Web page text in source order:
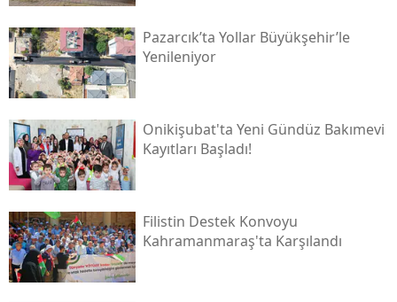
Pazarcık’ta Yollar Büyükşehir’le
Yenileniyor
Onikişubat'ta Yeni Gündüz Bakımevi
Kayıtları Başladı!
Filistin Destek Konvoyu
Kahramanmaraş'ta Karşılandı